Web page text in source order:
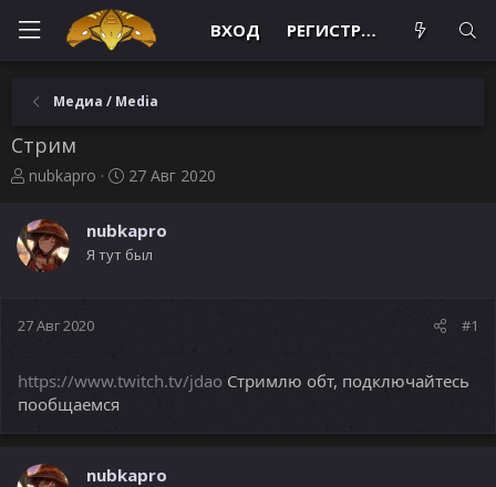
ВХОД РЕГИСТРАЦИЯ
Медиа / Media
Стрим
А
т
о
р
м
nubkapro
Д
а
н
27 Авг 2020
nubkapro
Я тут был
27 Авг 2020 #1
https://www.twitch.tv/jdao Стримлю обт, подключайтесь
пообщаемся
nubkapro